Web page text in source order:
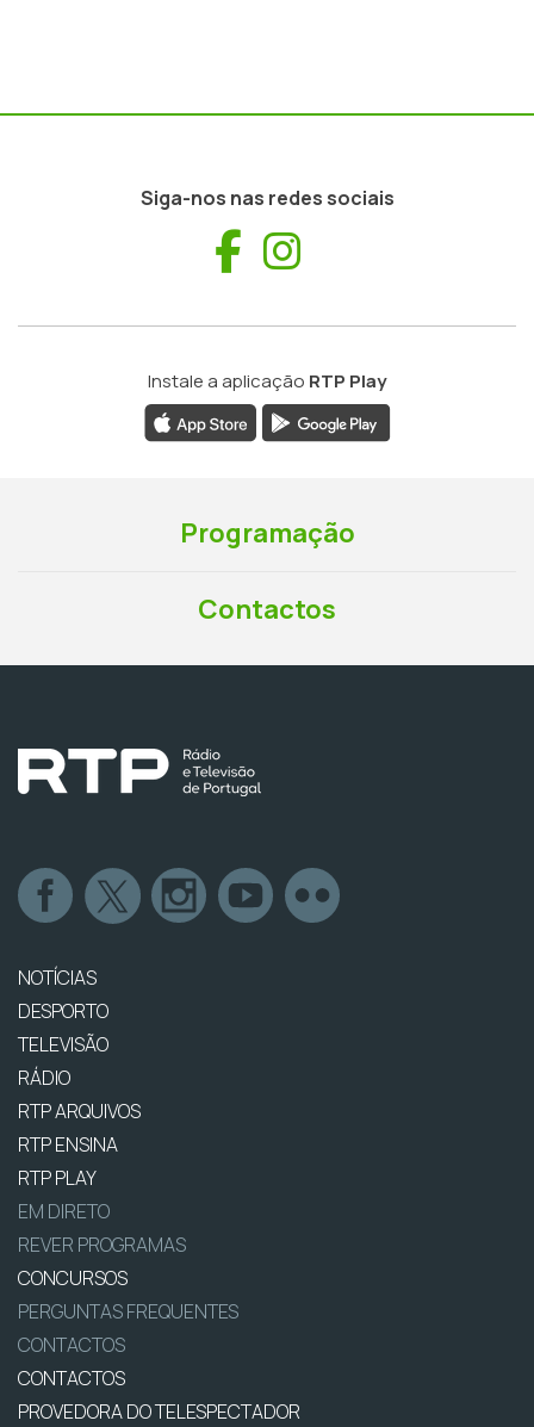
Siga-nos nas redes sociais
Facebook
Instale a aplicação RTP Play
Programação
Contactos
NOTÍCIAS
DESPORTO
TELEVISÃO
RÁDIO
RTP ARQUIVOS
RTP ENSINA
RTP PLAY
EM DIRETO
REVER PROGRAMAS
CONCURSOS
PERGUNTAS FREQUENTES
CONTACTOS
CONTACTOS
PROVEDORA DO TELESPECTADOR